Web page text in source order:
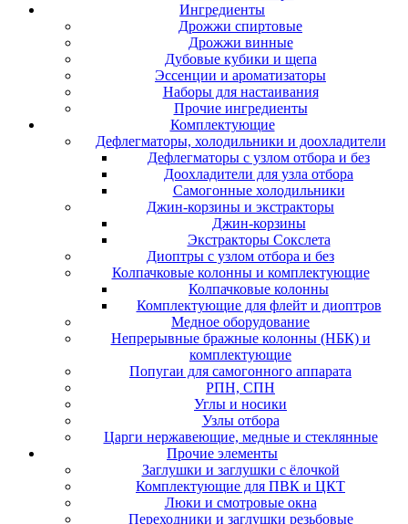
Ингредиенты
Дрожжи спиртовые
Дрожжи винные
Дубовые кубики и щепа
Эссенции и ароматизаторы
Наборы для настаивания
Прочие ингредиенты
Комплектующие
Дефлегматоры, холодильники и доохладители
Дефлегматоры с узлом отбора и без
Доохладители для узла отбора
Самогонные холодильники
Джин-корзины и экстракторы
Джин-корзины
Экстракторы Сокслета
Диоптры с узлом отбора и без
Колпачковые колонны и комплектующие
Колпачковые колонны
Комплектующие для флейт и диоптров
Медное оборудование
Непрерывные бражные колонны (НБК) и
комплектующие
Попугаи для самогонного аппарата
РПН, СПН
Углы и носики
Узлы отбора
Царги нержавеющие, медные и стеклянные
Прочие элементы
Заглушки и заглушки с ёлочкой
Комплектующие для ПВК и ЦКТ
Люки и смотровые окна
Переходники и заглушки резьбовые